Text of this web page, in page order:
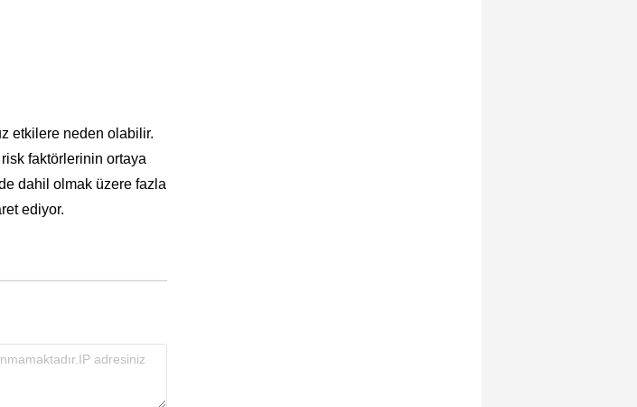
etkilere neden olabilir.
faktörlerinin ortaya
dahil olmak üzere fazla
ediyor.